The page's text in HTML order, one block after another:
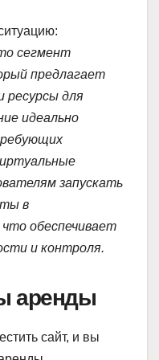
сегмент
предлагает
ресурсы для
идеально
запускать
в
что обеспечивает
и контроля.
аренды
сайт, и вы